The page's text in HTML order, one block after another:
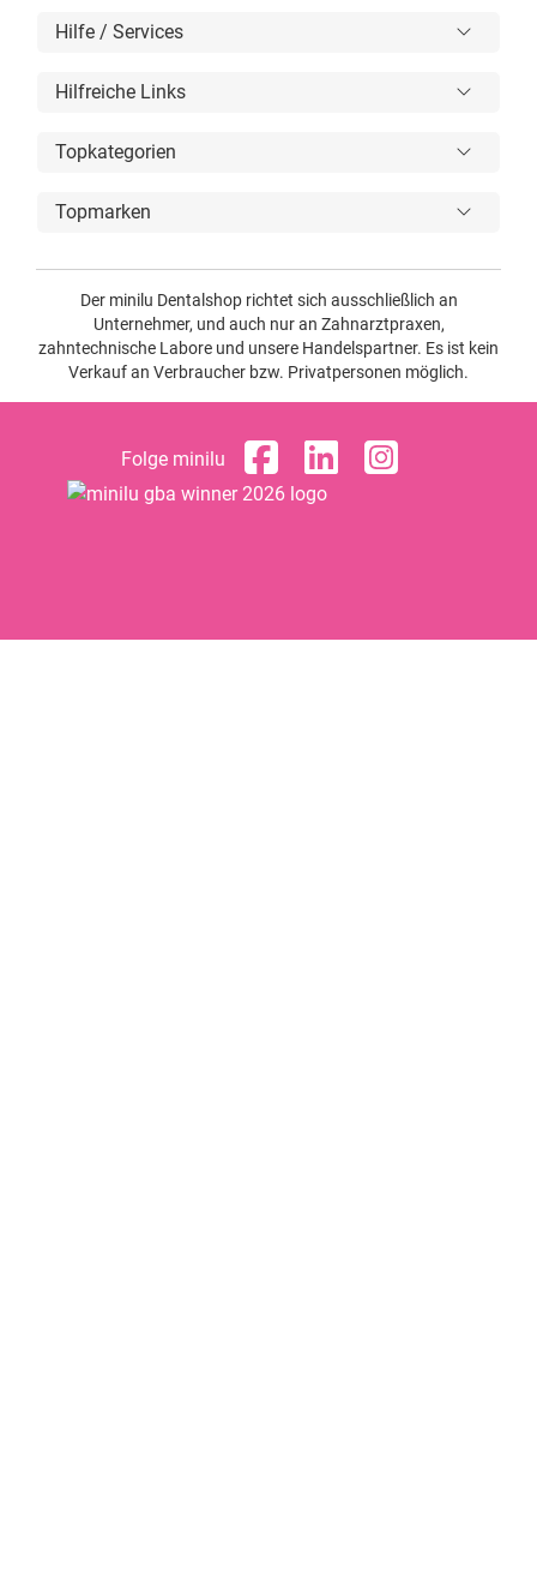
Hilfe / Services
Hilfreiche Links
Topkategorien
Topmarken
Der minilu Dentalshop richtet sich ausschließlich an
Unternehmer, und auch nur an Zahnarztpraxen,
zahntechnische Labore und unsere Handelspartner. Es ist kein
Verkauf an Verbraucher bzw. Privatpersonen möglich.
Folge minilu